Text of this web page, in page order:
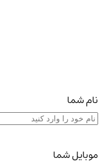
نام شما
موبایل شما